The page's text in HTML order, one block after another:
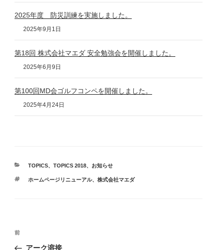
2025年度 防災訓練を実施しました。
2025年9月1日
第18回 株式会社マエダ 安全勉強会を開催しました。
2025年6月9日
第100回MD会ゴルフコンペを開催しました。
2025年4月24日
カ
ゴ
TOPICS、 TOPICS 2018、 お知らせ
タ
ホームページリニューアル、 株式会社マエダ
投
前
の
前
アーク溶接